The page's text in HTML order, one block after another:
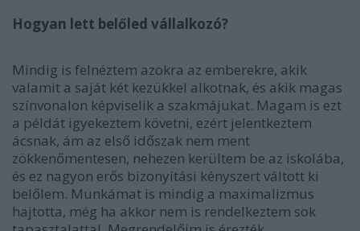
Hogyan lett belőled vállalkozó?
Mindig is felnéztem azokra az emberekre, akik
valamit a saját két kezükkel alkotnak, és akik magas
színvonalon képviselik a szakmájukat. Magam is ezt
a példát igyekeztem követni, ezért jelentkeztem
ácsnak, ám az első időszak nem ment
zökkenőmentesen, nehezen kerültem be az iskolába,
és ez nagyon erős bizonyítási kényszert váltott ki
belőlem. Munkámat is mindig a maximalizmus
hajtotta, még ha akkor nem is rendelkeztem sok